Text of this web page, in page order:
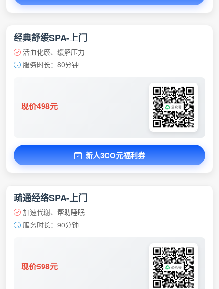
经典舒缓SPA-上门
活血化瘀、缓解压力
服务时长：80分钟
现价498元
新人3OO元福利券
疏通经络SPA-上门
加速代谢、帮助睡眠
服务时长：90分钟
现价598元